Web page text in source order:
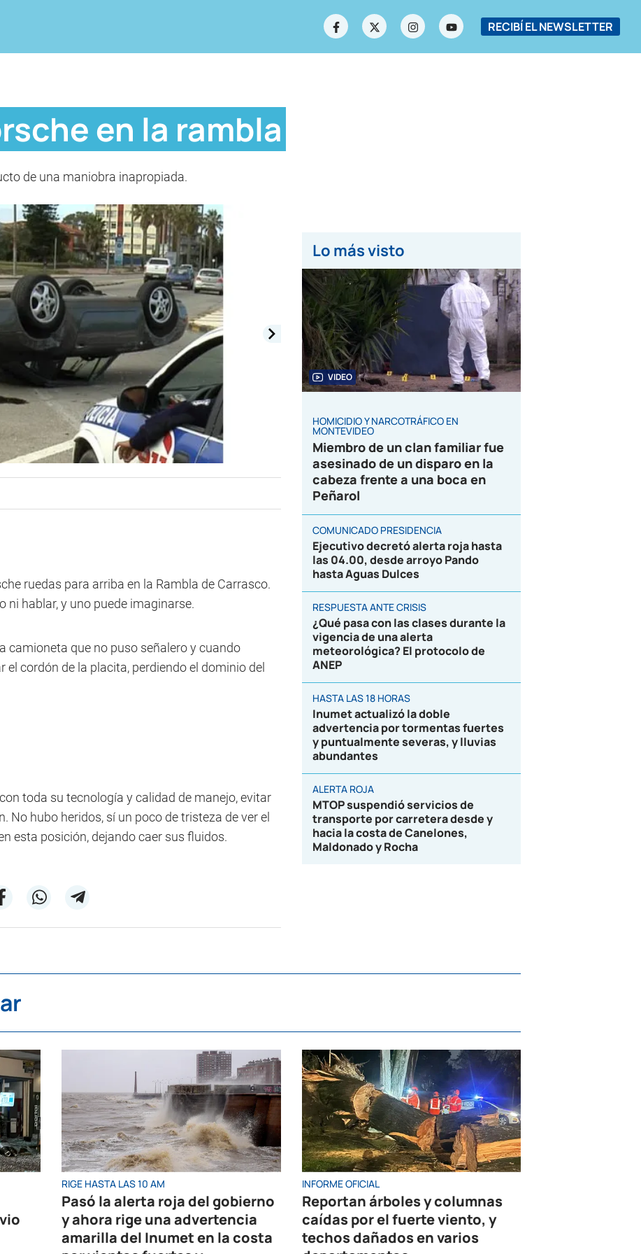
RECIBÍ EL NEWSLETTER
en la rambla
de una maniobra inapropiada.
ruedas para arriba en la Rambla de Carrasco.
ni hablar, y uno puede imaginarse.
camioneta que no puso señalero y cuando
el cordón de la placita, perdiendo el dominio del
toda su tecnología y calidad de manejo, evitar
No hubo heridos, sí un poco de tristeza de ver el
esta posición, dejando caer sus fluidos.
Lo más visto
VIDEO
HOMICIDIO Y NARCOTRÁFICO EN
MONTEVIDEO
Miembro de un clan familiar fue
asesinado de un disparo en la
cabeza frente a una boca en
Peñarol
COMUNICADO PRESIDENCIA
Ejecutivo decretó alerta roja hasta
las 04.00, desde arroyo Pando
hasta Aguas Dulces
RESPUESTA ANTE CRISIS
¿Qué pasa con las clases durante la
vigencia de una alerta
meteorológica? El protocolo de
ANEP
HASTA LAS 18 HORAS
Inumet actualizó la doble
advertencia por tormentas fuertes
y puntualmente severas, y lluvias
abundantes
ALERTA ROJA
MTOP suspendió servicios de
transporte por carretera desde y
hacia la costa de Canelones,
Maldonado y Rocha
RIGE HASTA LAS 10 AM
Pasó la alerta roja del gobierno
y ahora rige una advertencia
amarilla del Inumet en la costa
INFORME OFICIAL
Reportan árboles y columnas
caídas por el fuerte viento, y
techos dañados en varios